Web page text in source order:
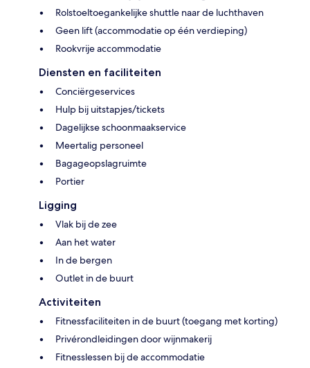
Rolstoeltoegankelijke shuttle naar de luchthaven
Geen lift (accommodatie op één verdieping)
Rookvrije accommodatie
Diensten en faciliteiten
Conciërgeservices
Hulp bij uitstapjes/tickets
Dagelijkse schoonmaakservice
Meertalig personeel
Bagageopslagruimte
Portier
Ligging
Vlak bij de zee
Aan het water
In de bergen
Outlet in de buurt
Activiteiten
Fitnessfaciliteiten in de buurt (toegang met korting)
Privérondleidingen door wijnmakerij
Fitnesslessen bij de accommodatie